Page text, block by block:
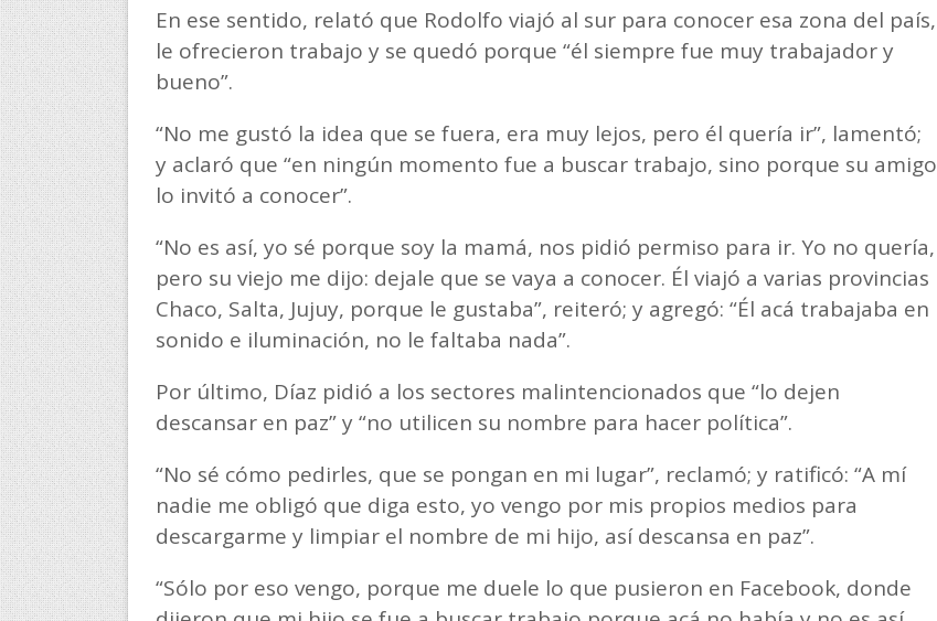
En ese sentido, relató que Rodolfo viajó al sur para conocer esa zona del país,
le ofrecieron trabajo y se quedó porque “él siempre fue muy trabajador y
bueno”.
“No me gustó la idea que se fuera, era muy lejos, pero él quería ir”, lamentó;
y aclaró que “en ningún momento fue a buscar trabajo, sino porque su amigo
lo invitó a conocer”.
“No es así, yo sé porque soy la mamá, nos pidió permiso para ir. Yo no quería,
pero su viejo me dijo: dejale que se vaya a conocer. Él viajó a varias provincias
Chaco, Salta, Jujuy, porque le gustaba”, reiteró; y agregó: “Él acá trabajaba en
sonido e iluminación, no le faltaba nada”.
Por último, Díaz pidió a los sectores malintencionados que “lo dejen
descansar en paz” y “no utilicen su nombre para hacer política”.
“No sé cómo pedirles, que se pongan en mi lugar”, reclamó; y ratificó: “A mí
nadie me obligó que diga esto, yo vengo por mis propios medios para
descargarme y limpiar el nombre de mi hijo, así descansa en paz”.
“Sólo por eso vengo, porque me duele lo que pusieron en Facebook, donde